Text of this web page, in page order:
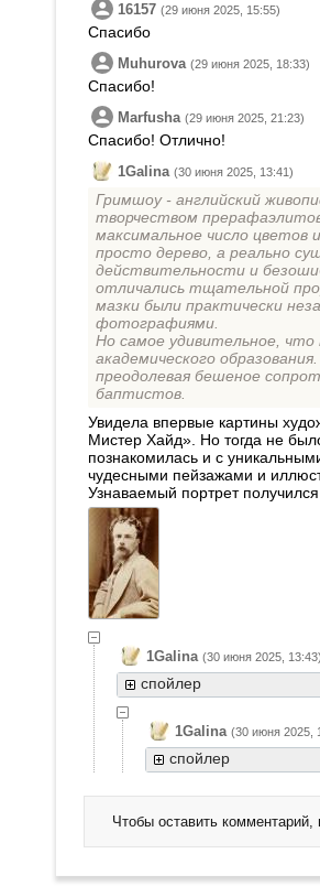
16157 (29 июня 2025, 15:55)
Спасибо
Muhurova (29 июня 2025, 18:33)
Спасибо!
Marfusha (29 июня 2025, 21:23)
Спасибо! Отлично!
1Galina (30 июня 2025, 13:41)
Гримшоу - английский
творчеством
максимальное число цветов
просто дерево, а реально
действительности и
отличались тщательной
мазки были практически
фотографиями.
Но самое удивительное, что
академического
преодолевая бешеное
баптистов.
Увидела впервые картины
Мистер Хайд». Но тогда не
познакомилась и с
чудесными пейзажами и
Узнаваемый портрет
1Galina (30 июня 2025,
спойлер
1Galina (30 июня 2025,
спойлер
Чтобы оставить